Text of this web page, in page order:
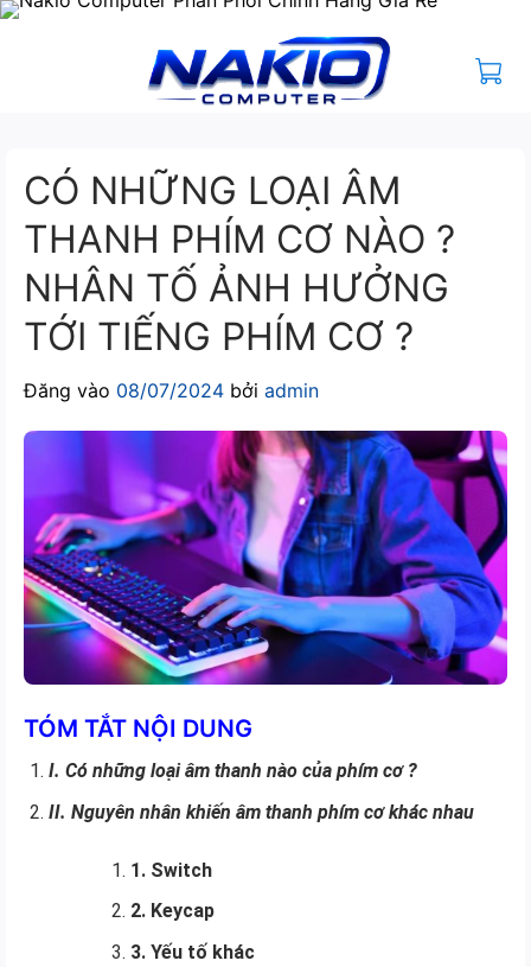
Bỏ
CÓ NHỮNG LOẠI ÂM
THANH PHÍM CƠ NÀO ?
NHÂN TỐ ẢNH HƯỞNG
TỚI TIẾNG PHÍM CƠ ?
Đăng vào 08/07/2024 bởi admin
TÓM TẮT NỘI DUNG
I. Có những loại âm thanh nào của phím cơ ?
II. Nguyên nhân khiến âm thanh phím cơ khác nhau
1. Switch
2. Keycap
3. Yếu tố khác